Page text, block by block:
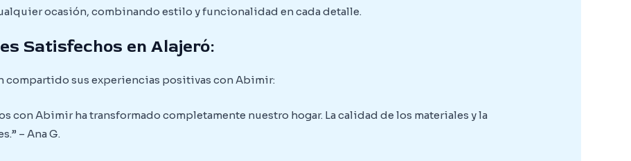
ocasión, combinando estilo y funcionalidad en cada detalle.
Satisfechos en Alajeró:
compartido sus experiencias positivas con Abimir:
con Abimir ha transformado completamente nuestro hogar. La calidad de los materiales y la
– Ana G.